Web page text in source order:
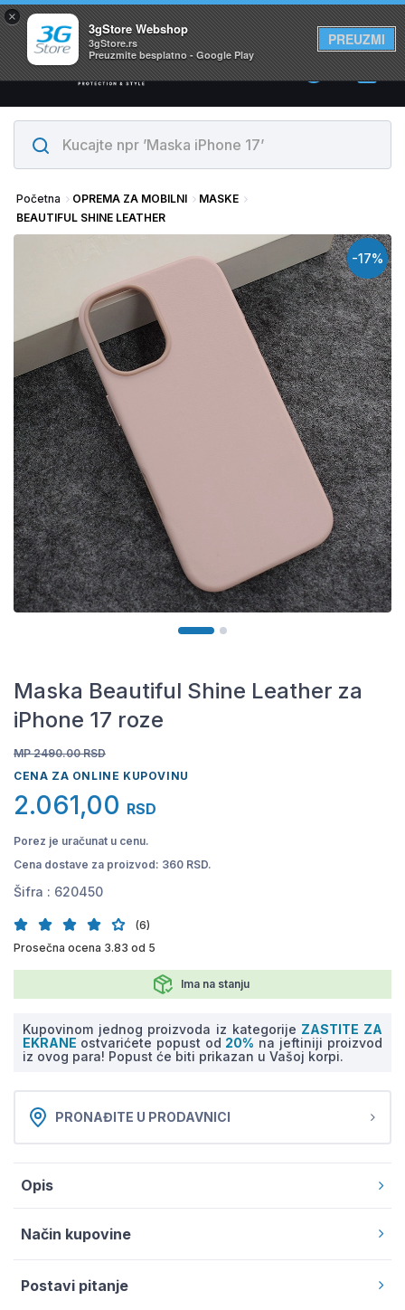
×
3gStore Webshop
3gStore.rs
Preuzmite besplatno - Google Play
PREUZMI
Svi proizvodi su na lageru. Slanje istog dana!
0
Početna OPREMA ZA MOBILNI
MASKE
BEAUTIFUL SHINE LEATHER
-17%
Maska Beautiful Shine Leather za
iPhone 17 roze
MP 2490.00 RSD
CENA ZA ONLINE KUPOVINU
2.061,00 RSD
Porez je uračunat u cenu.
Cena dostave za proizvod: 360 RSD.
Šifra : 620450
(6)
Prosečna ocena 3.83 od 5
Ima na stanju
Kupovinom jednog proizvoda iz kategorije ZASTITE ZA
EKRANE ostvarićete popust od 20% na jeftiniji proizvod
iz ovog para! Popust će biti prikazan u Vašoj korpi.
PRONAĐITE U PRODAVNICI
Opis
Način kupovine
Postavi pitanje